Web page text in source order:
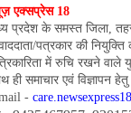
एक्सप्रेस 18
प्रदेश के समस्त जिला,
पत्रकार की नियुक्ति
में रुचि रखने वाले
ही समाचार एवं विज्ञापन
-